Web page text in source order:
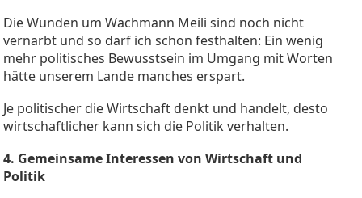
Die Wunden um Wachmann Meili sind noch nicht
vernarbt und so darf ich schon festhalten: Ein wenig
mehr politisches Bewusstsein im Umgang mit Worten
hätte unserem Lande manches erspart.
Je politischer die Wirtschaft denkt und handelt, desto
wirtschaftlicher kann sich die Politik verhalten.
4. Gemeinsame Interessen von Wirtschaft und
Politik